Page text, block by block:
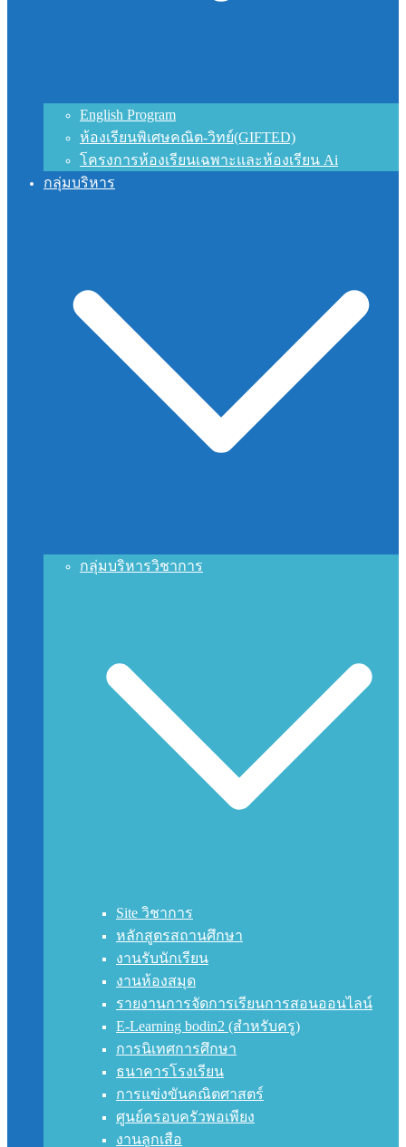
English Program
ห้องเรียนพิเศษคณิต-วิทย์(GIFTED)
โครงการห้องเรียนเฉพาะและห้องเรียน Ai
กลุ่มบริหาร
กลุ่มบริหารวิชาการ
Site วิชาการ
หลักสูตรสถานศึกษา
งานรับนักเรียน
งานห้องสมุด
รายงานการจัดการเรียนการสอนออนไลน์
E-Learning bodin2 (สำหรับครู)
การนิเทศการศึกษา
ธนาคารโรงเรียน
การแข่งขันคณิตศาสตร์
ศูนย์ครอบครัวพอเพียง
งานลูกเสือ